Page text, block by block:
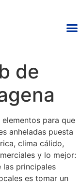
de
para que
anheladas puesta
clima cálido,
y lo mejor:
las principales
es tomar un